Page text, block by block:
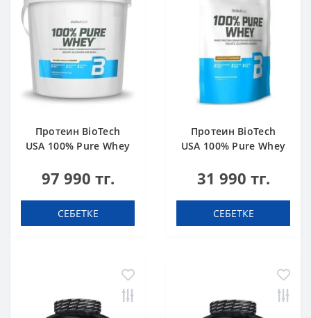
Протеин BioTech
USA 100% Pure Whey
g
97 990 тг.
СЕБЕТКЕ
Протеин BioTech
USA 100% Pure Whey
31 990 тг.
СЕБЕТКЕ